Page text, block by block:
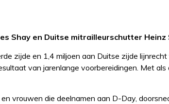
Shay en Duitse mitrailleurschutter Heinz
zijde en 1,4 miljoen aan Duitse zijde
van jarenlange voorbereidingen. Met als
vrouwen die deelnamen aan D-Day,